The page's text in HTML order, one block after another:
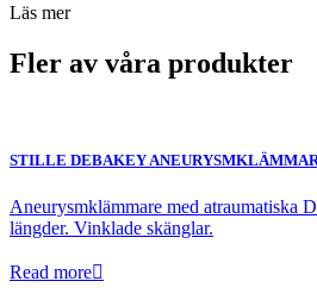
Läs mer
Fler av våra produkter
STILLE DEBAKEY
Aneurysmklämmare med atraumatiska
längder. Vinklade skänglar.
Read more